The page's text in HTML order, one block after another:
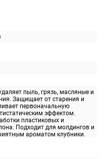
пыль, грязь, масляные и
Защищает от старения и
первоначальную
эффектом.
пластиковых и
Подходит для молдингов и
ароматом клубники.